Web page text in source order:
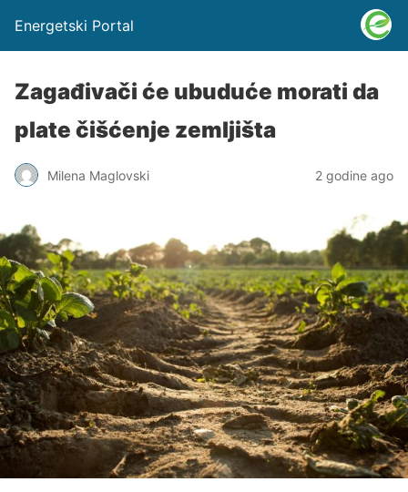
Energetski Portal
Zagađivači će ubuduće morati da
plate čišćenje zemljišta
Milena Maglovski 2 godine ago